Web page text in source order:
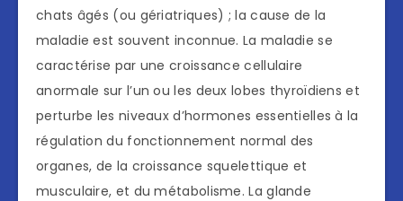
chats âgés (ou gériatriques) ; la cause de la
maladie est souvent inconnue. La maladie se
caractérise par une croissance cellulaire
anormale sur l’un ou les deux lobes thyroïdiens et
perturbe les niveaux d’hormones essentielles à la
régulation du fonctionnement normal des
organes, de la croissance squelettique et
musculaire, et du métabolisme. La glande